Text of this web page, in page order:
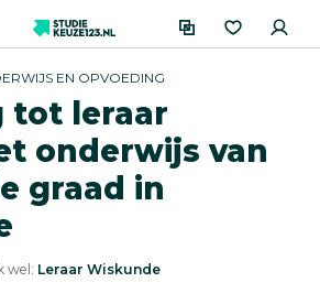
EN OPVOEDING
tot leraar
onderwijs van
graad in
wel: Leraar Wiskunde